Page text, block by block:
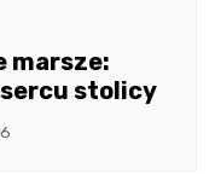
marsze:
stolicy